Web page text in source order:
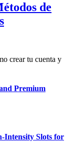
de
crear tu cuenta y
Premium
Intensity Slots for